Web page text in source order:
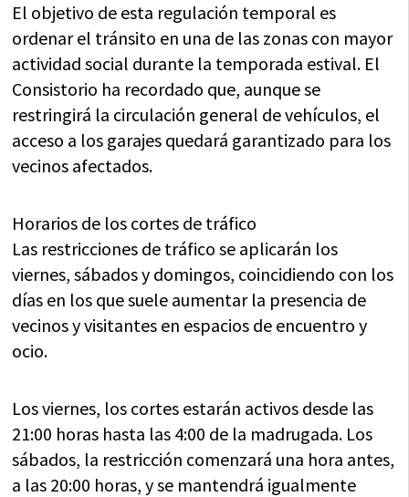
El objetivo de esta regulación temporal es
ordenar el tránsito en una de las zonas con mayor
actividad social durante la temporada estival. El
Consistorio ha recordado que, aunque se
restringirá la circulación general de vehículos, el
acceso a los garajes quedará garantizado para los
vecinos afectados.
Horarios de los cortes de tráfico
Las restricciones de tráfico se aplicarán los
viernes, sábados y domingos, coincidiendo con los
días en los que suele aumentar la presencia de
vecinos y visitantes en espacios de encuentro y
ocio.
Los viernes, los cortes estarán activos desde las
21:00 horas hasta las 4:00 de la madrugada. Los
sábados, la restricción comenzará una hora antes,
a las 20:00 horas, y se mantendrá igualmente